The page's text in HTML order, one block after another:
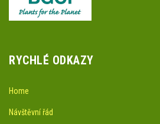
RYCHLÉ ODKAZY
Home
Návštěvní řád